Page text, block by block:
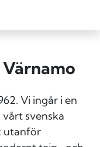
Vi ingår i en
svenska
utanför